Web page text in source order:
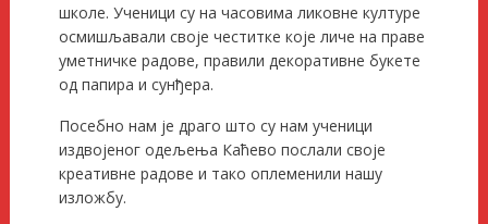
школе. Ученици су на часовима ликовне културе
осмишљавали своје честитке које личе на праве
уметничке радове, правили декоративне букете
од папира и сунђера.
Посебно нам је драго што су нам ученици
издвојеног одељења Каћево послали своје
креативне радове и тако оплеменили нашу
изложбу.